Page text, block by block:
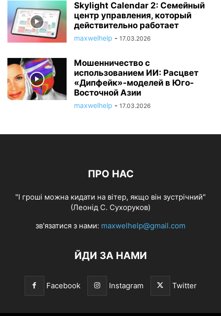
Skylight Calendar 2: Семейный
центр управления, который
действительно работает
maxwelhelp - 17.03.2026
Мошенничество с
использованием ИИ: Расцвет
«Дипфейк»-моделей в Юго-
Восточной Азии
maxwelhelp - 17.03.2026
ПРО НАС
"І гроші можна кидати на вітер, якщо він зустрічний"
(Леонід С. Сухоруков)
зв'язатися з нами: maxwelhelp@gmail.com
ЙДИ ЗА НАМИ
Facebook Instagram Twitter